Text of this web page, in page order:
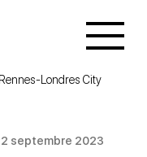
Londres City
septembre 2023